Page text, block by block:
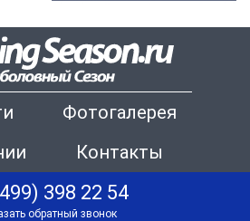
Фотогалерея
Контакты
398 22 54
обратный звонок